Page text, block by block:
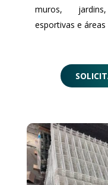
muros,
esportivas e áreas